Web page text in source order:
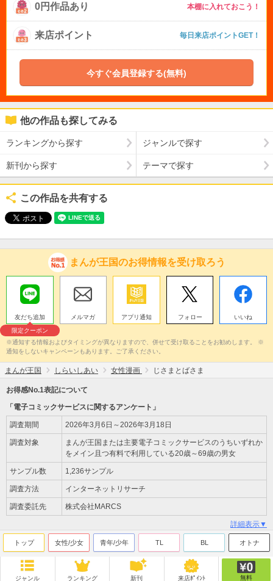
0円作品あり 本棚に入れておこう！
来店ポイント 毎日来店ポイントGET！
今すぐ会員登録する(無料)
他の作品も探してみる
ランキングから探す ジャンルで探す
新刊から探す テーマで探す
この作品を共有する
まんが王国のお得情報を受け取ろう
友だち追加
限定クーポン
メルマガ アプリ通知 フォロー いいね
※通知する情報およびタイミングが異なりますので、併せて受け取ることをお勧めします。 ※
通知をしないキャンペーンもあります。ご了承ください。
まんが王国 しらいしあい 女性漫画 じさまとばさま
お得感No.1表記について
「電子コミックサービスに関するアンケート」
調査期間 2026年3月6日～2026年3月18日
調査対象
まんが王国または主要電子コミックサービスのうちいずれか
をメイン且つ有料で利用している20歳～69歳の男女
サンプル数 1,236サンプル
調査方法 インターネットリサーチ
調査委託先 株式会社MARCS
詳細表示▼
トップ 女性/少女 青年/少年 TL BL オトナ
ジャンル ランキング 新刊 来店ﾎﾟｲﾝﾄ 無料